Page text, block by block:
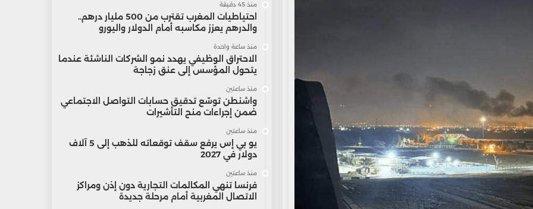
منذ 45 دقيقة
احتياطيات المغرب تقترب من 500 مليار درهم..
والدرهم يعزز مكاسبه أمام الدولار واليورو
منذ ساعة واحدة
الاحتراق الوظيفي يهدد نمو الشركات الناشئة عندما
يتحول المؤسس إلى عنق زجاجة
منذ ساعتين
واشنطن توسّع تدقيق حسابات التواصل الاجتماعي
ضمن إجراءات منح التأشيرات
منذ ساعتين
يو بي إس يرفع سقف توقعاته للذهب إلى 5 آلاف
دولار في 2027
منذ ساعتين
فرنسا تنهي المكالمات التجارية دون إذن ومراكز
الاتصال المغربية أمام مرحلة جديدة